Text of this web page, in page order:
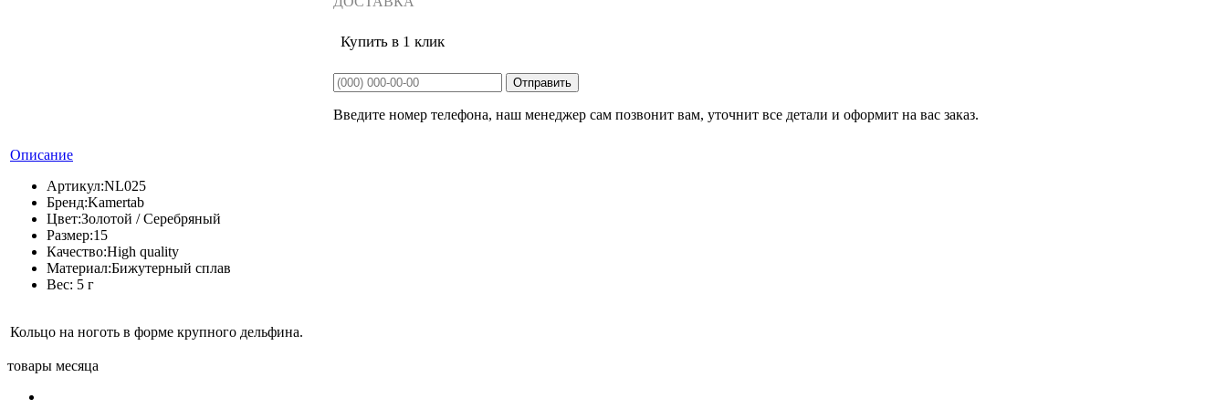
Купить в 1 клик
Введите номер телефона, наш менеджер сам позвонит вам, уточнит все детали и оформит на вас заказ.
Описание
Артикул:NL025
Бренд:Kamertab
Цвет:Золотой / Серебряный
Размер:15
Качество:High quality
Материал:Бижутерный сплав
Вес: 5 г
Кольцо на ноготь в форме крупного дельфина.
товары месяца